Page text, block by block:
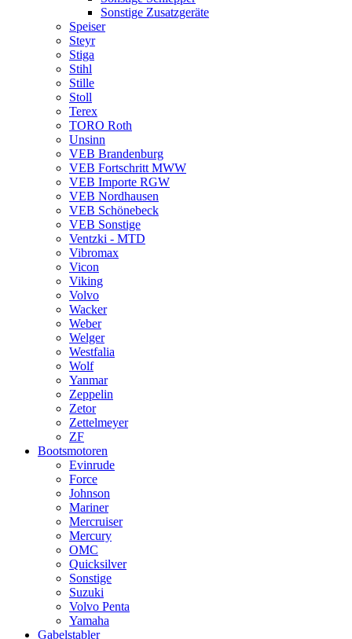
Sonstige Zusatzgeräte
Speiser
Steyr
Stiga
Stihl
Stille
Stoll
Terex
TORO Roth
Unsinn
VEB Brandenburg
VEB Fortschritt MWW
VEB Importe RGW
VEB Nordhausen
VEB Schönebeck
VEB Sonstige
Ventzki - MTD
Vibromax
Vicon
Viking
Volvo
Wacker
Weber
Welger
Westfalia
Wolf
Yanmar
Zeppelin
Zetor
Zettelmeyer
ZF
Bootsmotoren
Evinrude
Force
Johnson
Mariner
Mercruiser
Mercury
OMC
Quicksilver
Sonstige
Suzuki
Volvo Penta
Yamaha
Gabelstabler